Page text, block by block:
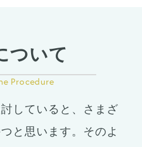
ついて
Procedure
していると、さまざ
と思います。そのよ